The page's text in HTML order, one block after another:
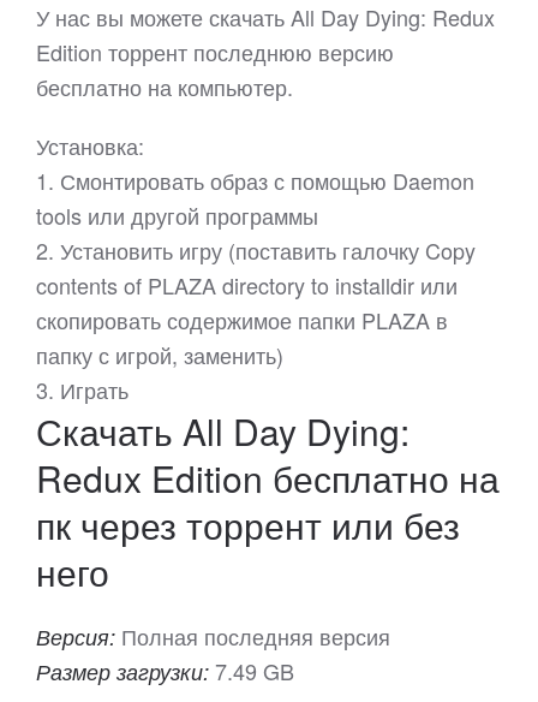
У нас вы можете скачать All Day Dying: Redux
Edition торрент последнюю версию
бесплатно на компьютер.
Установка:
1. Смонтировать образ с помощью Daemon
tools или другой программы
2. Установить игру (поставить галочку Copy
contents of PLAZA directory to installdir или
скопировать содержимое папки PLAZA в
папку с игрой, заменить)
3. Играть
Скачать All Day Dying:
Redux Edition бесплатно на
пк через торрент или без
него
Версия: Полная последняя версия
Размер загрузки: 7.49 GB